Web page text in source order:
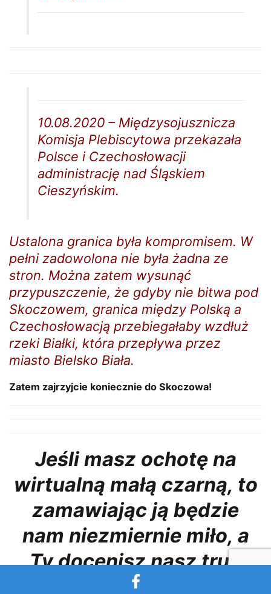
10.08.2020 – Międzysojusznicza
Komisja Plebiscytowa przekazała
Polsce i Czechosłowacji
administrację nad Śląskiem
Cieszyńskim.
Ustalona granica była kompromisem. W
pełni zadowolona nie była żadna ze
stron. Można zatem wysunąć
przypuszczenie, że gdyby nie bitwa pod
Skoczowem, granica między Polską a
Czechosłowacją przebiegałaby wzdłuż
rzeki Białki, która przepływa przez
miasto Bielsko Biała.
Zatem zajrzyjcie koniecznie do Skoczowa!
Jeśli masz ochotę na
wirtualną małą czarną, to
zamawiając ją będzie
nam niezmiernie miło, a
Ty docenisz nasz trud
włożony w prowadzenie